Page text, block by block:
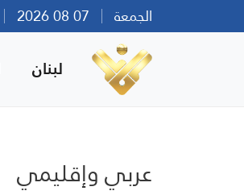
الجمعة
لبنان
عربي وإقليمي